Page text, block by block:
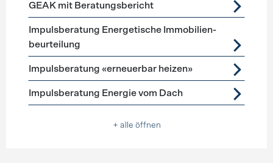
GEAK mit Beratungsbericht
Impuls­beratung Energetische Immobilien­
beurteilung
Impulsberatung «erneuerbar heizen»
Impulsberatung Energie vom Dach
+ alle öffnen